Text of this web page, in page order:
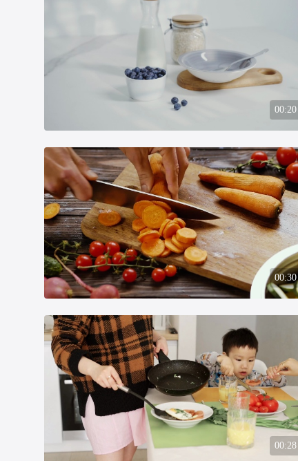
00:20
00:30
00:28